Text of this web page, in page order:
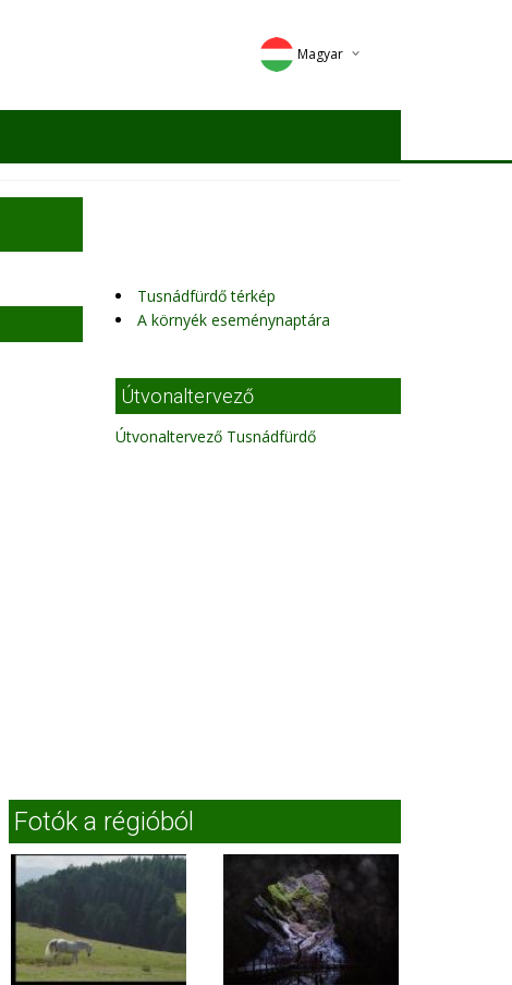
Magyar
Deutsch
Tusnádfürdő térkép
A környék eseménynaptára
Útvonaltervező
Útvonaltervező Tusnádfürdő
Fotók a régióból